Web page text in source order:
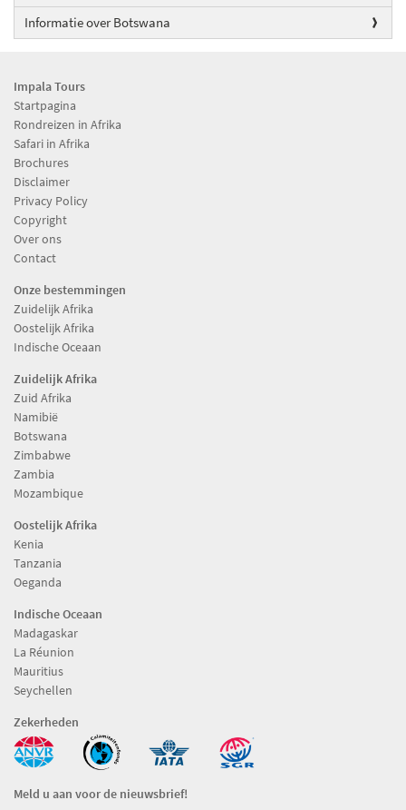
Informatie over Botswana
Impala Tours
Startpagina
Rondreizen in Afrika
Safari in Afrika
Brochures
Disclaimer
Privacy Policy
Copyright
Over ons
Contact
Onze bestemmingen
Zuidelijk Afrika
Oostelijk Afrika
Indische Oceaan
Zuidelijk Afrika
Zuid Afrika
Namibië
Botswana
Zimbabwe
Zambia
Mozambique
Oostelijk Afrika
Kenia
Tanzania
Oeganda
Indische Oceaan
Madagaskar
La Réunion
Mauritius
Seychellen
Zekerheden
Meld u aan voor de nieuwsbrief!